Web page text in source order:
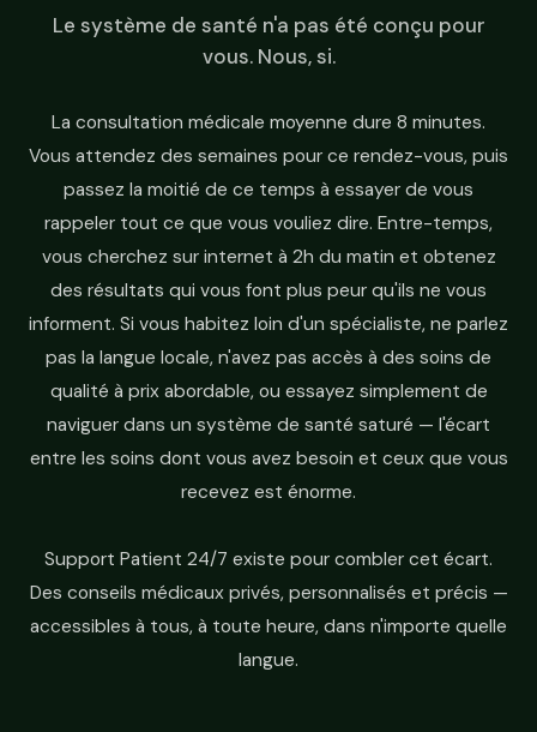
Le système de santé n'a pas été conçu pour
vous. Nous, si.
La consultation médicale moyenne dure 8 minutes.
Vous attendez des semaines pour ce rendez-vous, puis
passez la moitié de ce temps à essayer de vous
rappeler tout ce que vous vouliez dire. Entre-temps,
vous cherchez sur internet à 2h du matin et obtenez
des résultats qui vous font plus peur qu'ils ne vous
informent. Si vous habitez loin d'un spécialiste, ne parlez
pas la langue locale, n'avez pas accès à des soins de
qualité à prix abordable, ou essayez simplement de
naviguer dans un système de santé saturé — l'écart
entre les soins dont vous avez besoin et ceux que vous
recevez est énorme.
Support Patient 24/7 existe pour combler cet écart.
Des conseils médicaux privés, personnalisés et précis —
accessibles à tous, à toute heure, dans n'importe quelle
langue.